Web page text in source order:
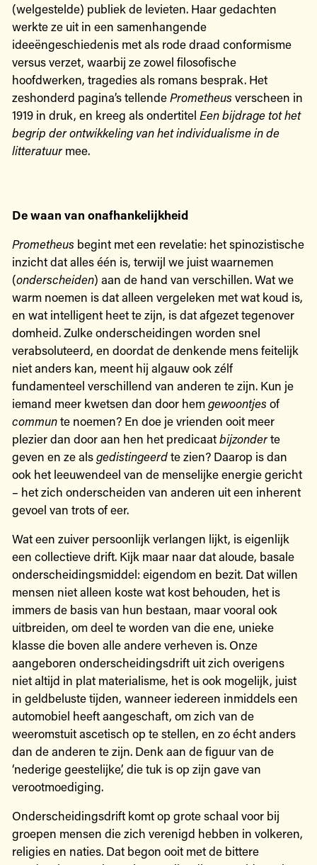
(welgestelde) publiek de levieten. Haar gedachten
werkte ze uit in een samenhangende
ideeëngeschiedenis met als rode draad conformisme
versus verzet, waarbij ze zowel filosofische
hoofdwerken, tragedies als romans besprak. Het
zeshonderd pagina’s tellendePrometheus verscheen in
1919 in druk, en kreeg als ondertitel Een bijdrage tot het
begrip der ontwikkeling van het individualisme in de
litteratuurmee.
De waan van onafhankelijkheid
Prometheus begint met een revelatie: het spinozistische
inzicht dat alles één is, terwijl we juist waarnemen
(onderscheiden) aan de hand van verschillen. Wat we
warm noemen is dat alleen vergeleken met wat koud is,
en wat intelligent heet te zijn, is dat afgezet tegenover
domheid. Zulke onderscheidingen worden snel
verabsoluteerd, en doordat de denkende mens feitelijk
niet anders kan, meent hij algauw ook zélf
fundamenteel verschillend van anderen te zijn. Kun je
iemand meer kwetsen dan door hem gewoontjes of
communte noemen? En doe je vrienden ooit meer
plezier dan door aan hen het predicaatbijzonderte
geven en ze alsgedistingeerdte zien? Daarop is dan
ook het leeuwendeel van de menselijke energie gericht
– het zich onderscheiden van anderen uit een inherent
gevoel van trots of eer.
Wat een zuiver persoonlijk verlangen lijkt, is eigenlijk
een collectieve drift. Kijk maar naar dat aloude, basale
onderscheidingsmiddel: eigendom en bezit. Dat willen
mensen niet alleen koste wat kost behouden, het is
immers de basis van hun bestaan, maar vooral ook
uitbreiden, om deel te worden van die ene, unieke
klasse die boven alle andere verheven is. Onze
aangeboren onderscheidingsdrift uit zich overigens
niet altijd in plat materialisme, het is ook mogelijk, juist
in geldbeluste tijden, wanneer iedereen inmiddels een
automobiel heeft aangeschaft, om zich van de
weeromstuit ascetisch op te stellen, en zo écht anders
dan de anderen te zijn. Denk aan de figuur van de
‘nederige geestelijke’, die tuk is op zijn gave van
verootmoediging.
Onderscheidingsdrift komt op grote schaal voor bij
groepen mensen die zich verenigd hebben in volkeren,
religies en naties. Dat begon ooit met de bittere